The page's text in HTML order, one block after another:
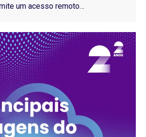
um acesso remoto…